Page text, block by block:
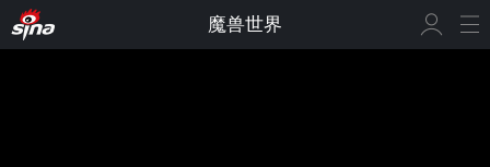
魔兽世界